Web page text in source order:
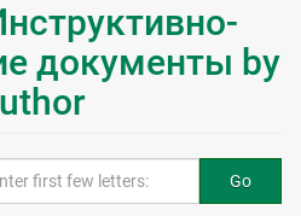
документы by
Go